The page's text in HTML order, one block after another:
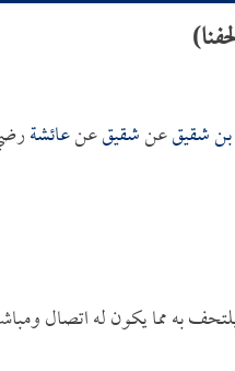
بن شقيقعنشقيقعنعائشة
به مما يكون له اتصال